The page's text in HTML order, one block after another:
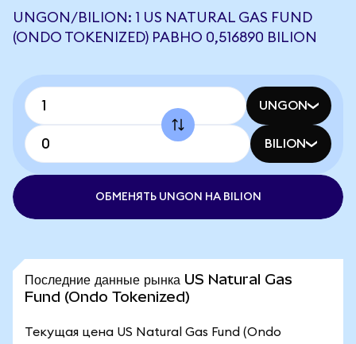
UNGON/BILION: 1 US NATURAL GAS FUND
(ONDO TOKENIZED) РАВНО 0,516890 BILION
UNGON
BILION
ОБМЕНЯТЬ UNGON НА BILION
Последние данные рынка US Natural Gas
Fund (Ondo Tokenized)
Текущая цена US Natural Gas Fund (Ondo